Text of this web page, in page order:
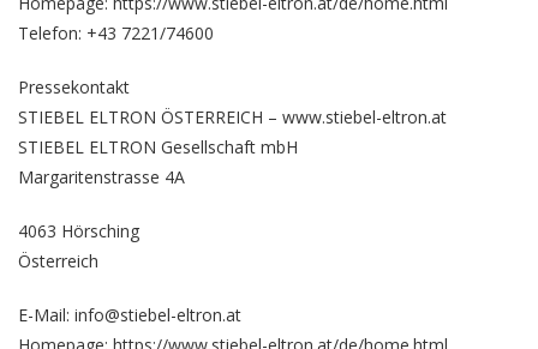
Telefon: +43 7221/74600
Pressekontakt
STIEBEL ELTRON ÖSTERREICH – www.stiebel-eltron.at
STIEBEL ELTRON Gesellschaft mbH
Margaritenstrasse 4A
4063 Hörsching
Österreich
E-Mail: info@stiebel-eltron.at